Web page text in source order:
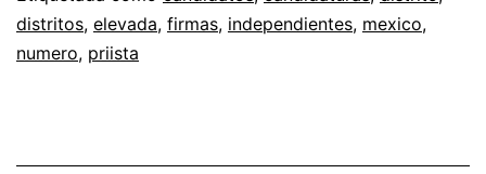
distritos, elevada, firmas, independientes, mexico,
numero, priista